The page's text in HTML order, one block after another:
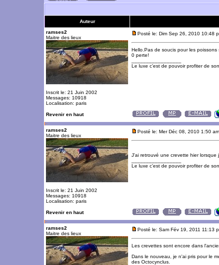
Auteur
ramses2
Maitre des lieux
Inscrit le: 21 Juin 2002
Messages: 10918
Localisation: paris
Posté le: Dim Sep 26, 2010 10:48
Hello.Pas de soucis pour les
0 perte!
Le luxe c'est de pouvoir profiter de
Revenir en haut
ramses2
Maitre des lieux
Inscrit le: 21 Juin 2002
Messages: 10918
Localisation: paris
Posté le: Mer Déc 08, 2010 1:50 am
J'ai retrouvé une crevette hier
Le luxe c'est de pouvoir profiter de
Revenir en haut
ramses2
Maitre des lieux
Posté le: Sam Fév 19, 2011 11:13
Les crevettes sont encore dans
Dans le nouveau, je n'ai pris pour le
des Octocynclus.